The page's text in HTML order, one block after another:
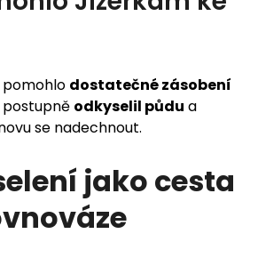
dostatečné zásobení
odkyselil půdu a
se nadechnout.
jako cesta